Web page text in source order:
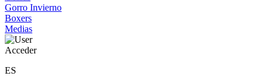
Gorro Invierno
Boxers
Medias
Acceder
ES